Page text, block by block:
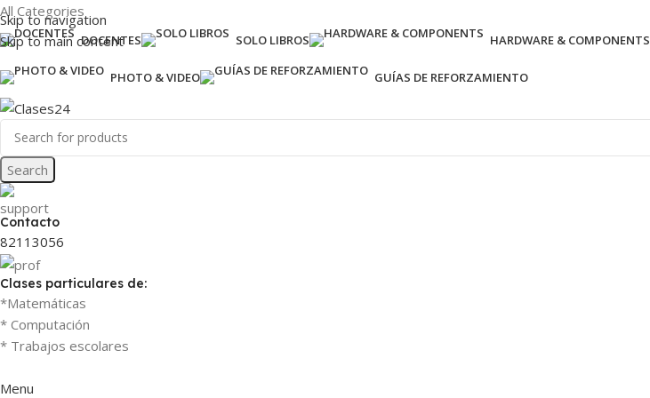
Skip to navigation
Skip to main content
All Categories
DOCENTES SOLO LIBROS HARDWARE & COMPONENTS
PHOTO & VIDEO GUÍAS DE REFORZAMIENTO
Search
Contacto
82113056
Clases particulares de:
*Matemáticas
* Computación
* Trabajos escolares
Menu